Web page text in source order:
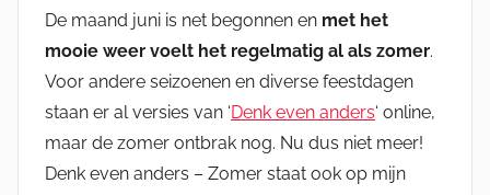
De maand juni is net begonnen en met het
mooie weer voelt het regelmatig al als zomer.
Voor andere seizoenen en diverse feestdagen
staan er al versies van ‘Denk even anders‘ online,
maar de zomer ontbrak nog. Nu dus niet meer!
Denk even anders – Zomer staat ook op mijn